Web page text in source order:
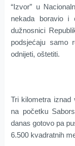
“Izvor” u
nekada boravio i
dužnosnici
podsjećaju samo
odnijeti, oštetiti.
Tri kilometra iznad
na početku
danas gotovo pa
6.500 kvadratnih